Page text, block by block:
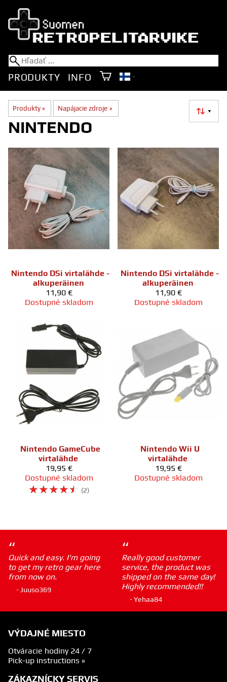
PRODUKTY INFO
Produkty ‪» Napájacie zdroje ‪» ▼
NINTENDO
Nintendo DSi virtalähde -
alkuperäinen
11,90 €
Dostupné skladom
Nintendo DSi virtalähde -
alkuperäinen
11,90 €
Dostupné skladom
Nintendo GameCube
virtalähde
19,95 €
Dostupné skladom
☆☆☆☆☆ (2)
Nintendo Wii U
virtalähde
19,95 €
Dostupné skladom
“
Quick and easy. I'm going
to get my retro gear here
from now on.
- Juuso369
“
Really good customer
service, the product was
shipped on the same day!
Highly recommended!!
- Yehaa84
VÝDAJNÉ MIESTO
Otváracie hodiny 24 / 7
Pick-up instructions »
ZÁKAZNÍCKY SERVIS